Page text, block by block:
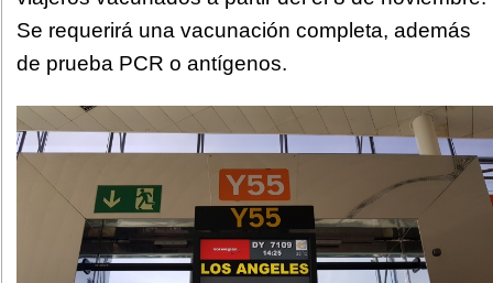
Se requerirá una vacunación completa, además
de prueba PCR o antígenos.